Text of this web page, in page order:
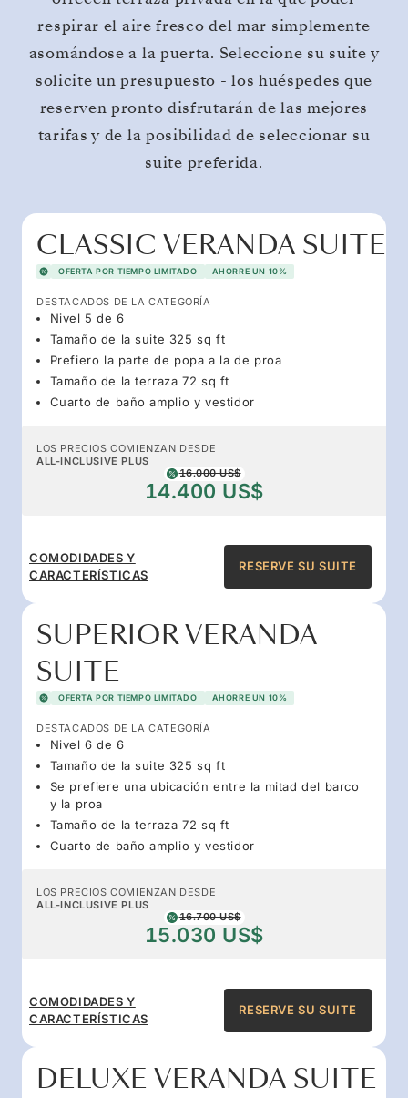
respirar el aire fresco del mar simplemente
asomándose a la puerta. Seleccione su suite y
solicite un presupuesto - los huéspedes que
reserven pronto disfrutarán de las mejores
tarifas y de la posibilidad de seleccionar su
suite preferida.
CLASSIC VERANDA SUITE
OFERTA POR TIEMPO LIMITADO AHORRE UN 10%
DESTACADOS DE LA CATEGORÍA
Nivel 5 de 6
Tamaño de la suite 325 sq ft
Prefiero la parte de popa a la de proa
Tamaño de la terraza 72 sq ft
Cuarto de baño amplio y vestidor
LOS PRECIOS COMIENZAN DESDE
ALL-INCLUSIVE PLUS
16.000 US$
14.400 US$
COMODIDADES Y
CARACTERÍSTICAS
RESERVE SU SUITE
SUPERIOR VERANDA
SUITE
OFERTA POR TIEMPO LIMITADO AHORRE UN 10%
DESTACADOS DE LA CATEGORÍA
Nivel 6 de 6
Tamaño de la suite 325 sq ft
Se prefiere una ubicación entre la mitad del barco
y la proa
Tamaño de la terraza 72 sq ft
Cuarto de baño amplio y vestidor
LOS PRECIOS COMIENZAN DESDE
ALL-INCLUSIVE PLUS
16.700 US$
15.030 US$
COMODIDADES Y
CARACTERÍSTICAS
RESERVE SU SUITE
DELUXE VERANDA SUITE